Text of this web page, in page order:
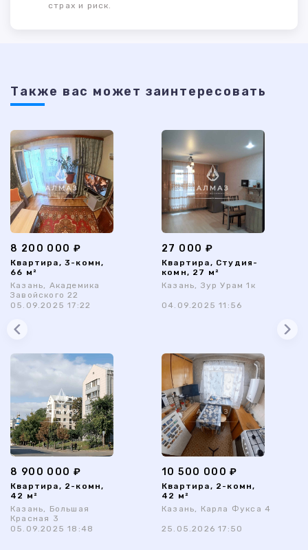
страх и риск.
Также ваc может заинтересовать
8 200 000 ₽
Квартира, 3-комн,
66 м²
Казань, Академика
Завойского 22
05.09.2025 17:22
27 000 ₽
Квартира, Студия-
комн, 27 м²
Казань, Зур Урам 1к
04.09.2025 11:56
8 900 000 ₽
Квартира, 2-комн,
42 м²
Казань, Большая
Красная 3
05.09.2025 18:48
10 500 000 ₽
Квартира, 2-комн,
42 м²
Казань, Карла Фукса 4
25.05.2026 17:50